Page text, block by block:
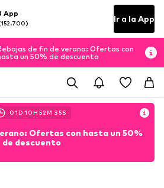
App
Ir a la App
de fin de verano: Ofertas con
un 50% de descuento
01D 10H 52M 34S
Ofertas con hasta un 50%
de descuento